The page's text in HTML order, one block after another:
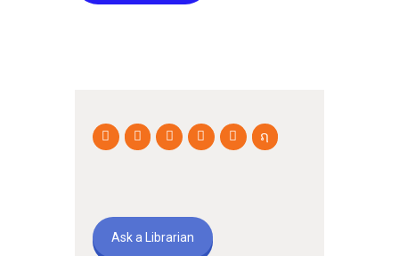
Ask a Librarian